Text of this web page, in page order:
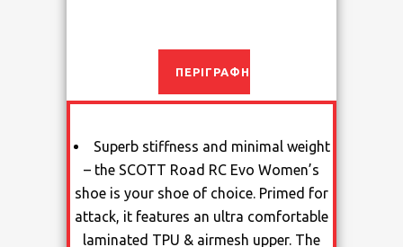
ΠΕΡΙΓΡΑΦΉ
Superb stiffness and minimal weight
– the SCOTT Road RC Evo Women’s
shoe is your shoe of choice. Primed for
attack, it features an ultra comfortable
laminated TPU & airmesh upper. The